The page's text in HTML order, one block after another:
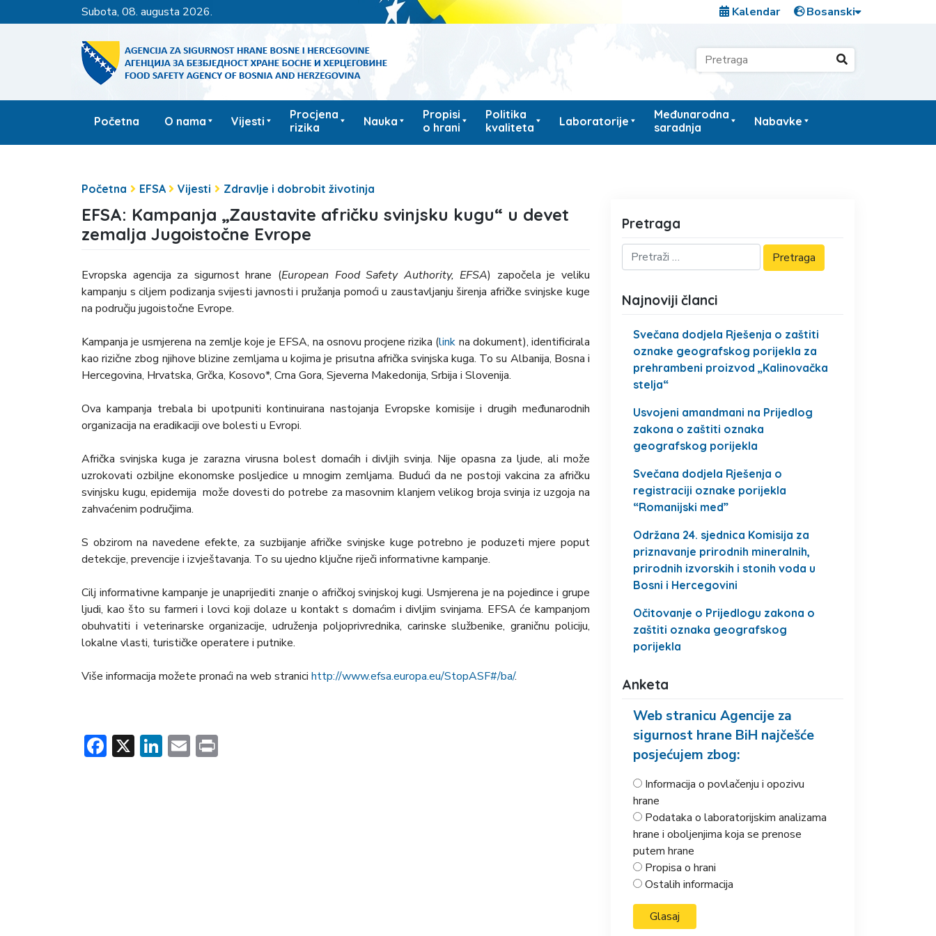
subota, 08. augusta 2026. Kalendar
Početna O nama Vijesti
Procjena
rizika
Nauka
Propisi
o hrani
Politika
kvaliteta
Laboratorije
Međunarodna
saradnja
Nabavke
Početna EFSA Vijesti Zdravlje i dobrobit životinja
EFSA: Kampanja „Zaustavite afričku svinjsku kugu“ u devet
zemalja Jugoistočne Evrope
Evropska agencija za sigurnost hrane (European Food Safety Authority, EFSA) započela je veliku
kampanju s ciljem podizanja svijesti javnosti i pružanja pomoći u zaustavljanju širenja afričke svinjske kuge
na području jugoistočne Evrope.
Kampanja je usmjerena na zemlje koje je EFSA, na osnovu procjene rizika (link na dokument), identificirala
kao rizične zbog njihove blizine zemljama u kojima je prisutna afrička svinjska kuga. To su Albanija, Bosna i
Hercegovina, Hrvatska, Grčka, Kosovo*, Crna Gora, Sjeverna Makedonija, Srbija i Slovenija.
Ova kampanja trebala bi upotpuniti kontinuirana nastojanja Evropske komisije i drugih međunarodnih
organizacija na eradikaciji ove bolesti u Evropi.
Afrička svinjska kuga je zarazna virusna bolest domaćih i divljih svinja. Nije opasna za ljude, ali može
uzrokovati ozbiljne ekonomske posljedice u mnogim zemljama. Budući da ne postoji vakcina za afričku
svinjsku kugu, epidemija može dovesti do potrebe za masovnim klanjem velikog broja svinja iz uzgoja na
zahvaćenim područjima.
S obzirom na navedene efekte, za suzbijanje afričke svinjske kuge potrebno je poduzeti mjere poput
detekcije, prevencije i izvještavanja. To su ujedno ključne riječi informativne kampanje.
Cilj informativne kampanje je unaprijediti znanje o afričkoj svinjskoj kugi. Usmjerena je na pojedince i grupe
ljudi, kao što su farmeri i lovci koji dolaze u kontakt s domaćim i divljim svinjama. EFSA će kampanjom
obuhvatiti i veterinarske organizacije, udruženja poljoprivrednika, carinske službenike, graničnu policiju,
lokalne vlasti, turističke operatere i putnike.
Više informacija možete pronaći na web stranici http://www.efsa.europa.eu/StopASF#/ba/.
Facebook
X LinkedIn
Email
Pretraga
Najnoviji članci
Svečana dodjela Rješenja o zaštiti
oznake geografskog porijekla za
prehrambeni proizvod „Kalinovačka
stelja“
Usvojeni amandmani na Prijedlog
zakona o zaštiti oznaka
geografskog porijekla
Svečana dodjela Rješenja o
registraciji oznake porijekla
“Romanijski med”
Održana 24. sjednica Komisija za
priznavanje prirodnih mineralnih,
prirodnih izvorskih i stonih voda u
Bosni i Hercegovini
Očitovanje o Prijedlogu zakona o
zaštiti oznaka geografskog
porijekla
Anketa
Web stranicu Agencije za
sigurnost hrane BiH najčešće
posjećujem zbog:
Informacija o povlačenju i opozivu
hrane
Podataka o laboratorijskim analizama
hrane i oboljenjima koja se prenose
putem hrane
Propisa o hrani
Ostalih informacija